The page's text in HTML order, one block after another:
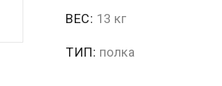
ВЕС: 13 кг
ТИП: полка